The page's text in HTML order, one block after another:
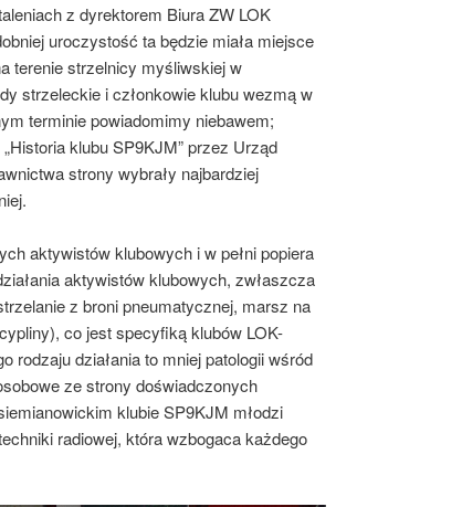
z dyrektorem Biura ZW LOK
uroczystość ta będzie miała miejsce
terenie strzelnicy myśliwskiej w
strzeleckie i członkowie klubu wezmą w
terminie powiadomimy niebawem;
klubu SP9KJM” przez Urząd
strony wybrały najbardziej
aktywistów klubowych i w pełni popiera
aktywistów klubowych, zwłaszcza
z broni pneumatycznej, marsz na
co jest specyfiką klubów LOK-
rodzaju działania to mniej patologii wśród
ze strony doświadczonych
klubie SP9KJM młodzi
radiowej, która wzbogaca każdego